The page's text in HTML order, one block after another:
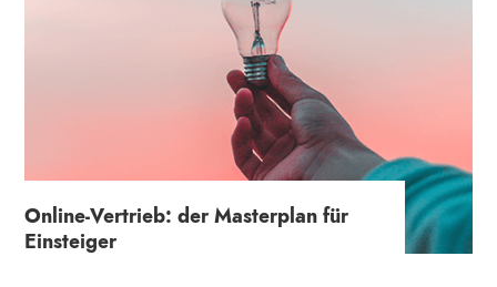
Online-Vertrieb: der Masterplan für
Einsteiger